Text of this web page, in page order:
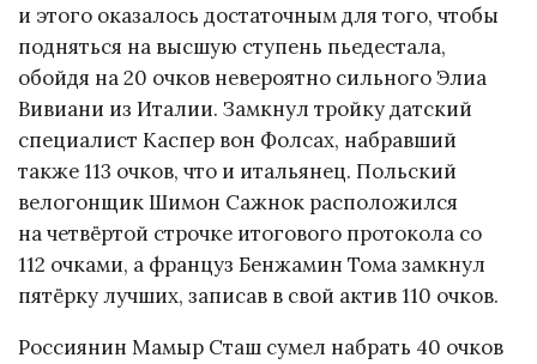
и этого оказалось достаточным для того, чтобы
подняться на высшую ступень пьедестала,
обойдя на 20 очков невероятно сильного Элиа
Вивиани из Италии. Замкнул тройку датский
специалист Каспер вон Фолсах, набравший
также 113 очков, что и итальянец. Польский
велогонщик Шимон Сажнок расположился
на четвёртой строчке итогового протокола со
112 очками, а француз Бенжамин Тома замкнул
пятёрку лучших, записав в свой актив 110 очков.
Россиянин Мамыр Сташ сумел набрать 40 очков